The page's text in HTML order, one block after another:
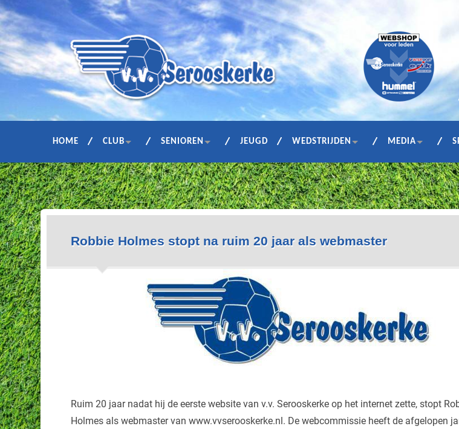
HOME CLUB SENIOREN JEUGD WEDSTRIJDEN MEDIA
Robbie Holmes stopt na ruim 20 jaar als webmaster
Ruim 20 jaar nadat hij de eerste website van v.v. Serooskerke op het internet zette, stopt
Holmes als webmaster van www.vvserooskerke.nl. De webcommissie heeft de afgelopen